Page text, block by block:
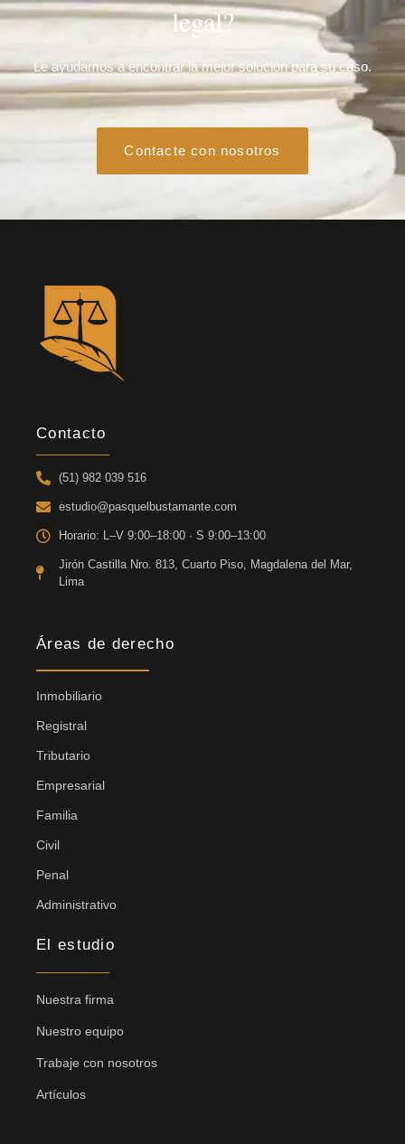
legal?
Le ayudamos a encontrar la mejor solución para su caso.
Contacte con nosotros
Contacto
(51) 982 039 516
estudio@pasquelbustamante.com
Horario: L–V 9:00–18:00 · S 9:00–13:00
Jirón Castilla Nro. 813, Cuarto Piso, Magdalena del Mar,
Lima
Áreas de derecho
Inmobiliario
Registral
Tributario
Empresarial
Familia
Civil
Penal
Administrativo
El estudio
Nuestra firma
Nuestro equipo
Trabaje con nosotros
Artículos